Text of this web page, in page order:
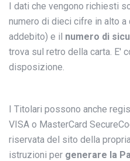
I dati che vengono richiesti
numero di dieci cifre in alto
addebito) e il numero di
trova sul retro della carta. E'
disposizione.
I Titolari possono anche
VISA o MasterCard
riservata del sito della
istruzioni per generare la